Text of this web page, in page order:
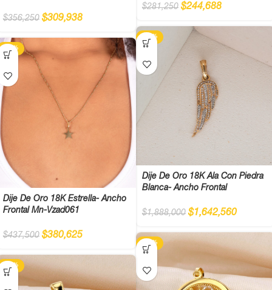
$281,250 $244,688
$356,250 $309,938
-13%
Dije De Oro 18K Ala Con Piedra
Blanca- Ancho Frontal
$1,888,000 $1,642,560
-13%
Dije De Oro 18K Estrella- Ancho
Frontal Mn-Vzad061
$437,500 $380,625
-13%
-13%